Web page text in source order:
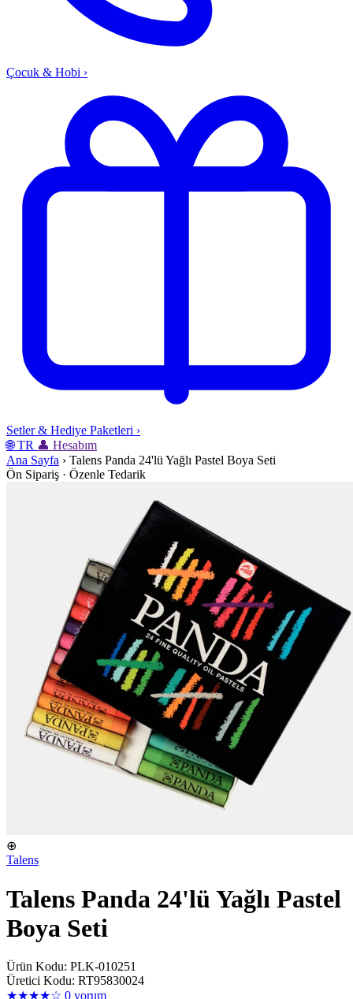
Çocuk & Hobi ›
Setler & Hediye Paketleri ›
🌐 TR 👤 Hesabım
Ana Sayfa › Talens Panda 24'lü Yağlı Pastel Boya Seti
Ön Sipariş · Özenle Tedarik
⊕
Talens
Talens Panda 24'lü Yağlı Pastel
Boya Seti
Ürün Kodu: PLK-010251
Üretici Kodu: RT95830024
★★★★☆ 0 yorum